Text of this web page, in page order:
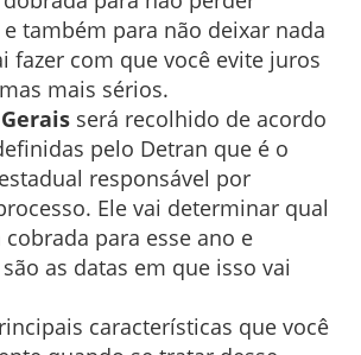
também para não deixar nada
fazer com que você evite juros
mais sérios.
será recolhido de acordo
pelo Detran que é o
responsável por
Ele vai determinar qual
para esse ano e
as datas em que isso vai
características que você